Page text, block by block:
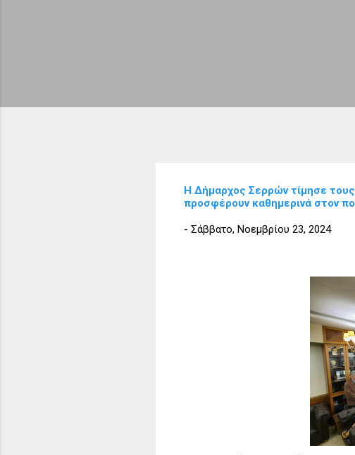
Η Δήμαρχος Σερρών τίμησε
προσφέρουν καθημερινά στον
- Σάββατο, Νοεμβρίου 23, 2024